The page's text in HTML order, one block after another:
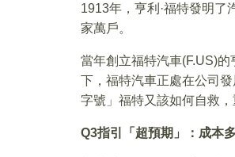
1913年，亨利·福特發明
家萬戶。
當年創立福特汽車(F.US)
下，福特汽車正處在公司
字號」福特又該如何自救，
Q3指引「超預期」：成本